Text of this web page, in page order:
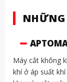
Máy cắt không
khí ở áp suất